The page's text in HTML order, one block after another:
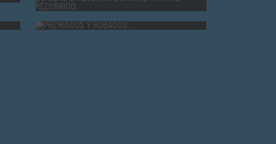
PREMIADOS Y ROBADOS.